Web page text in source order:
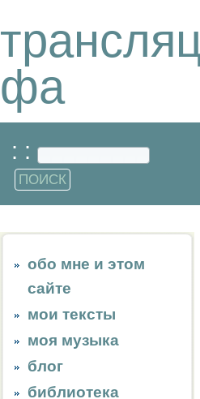
фа
: :
обо мне и этом
сайте
мои тексты
моя музыка
блог
библиотека